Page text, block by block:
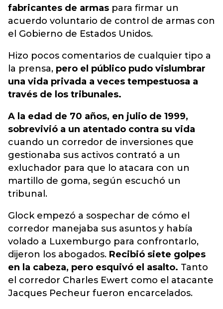
fabricantes de armas para firmar un
acuerdo voluntario de control de armas con
el Gobierno de Estados Unidos.
Hizo pocos comentarios de cualquier tipo a
la prensa, pero el público pudo vislumbrar
una vida privada a veces tempestuosa a
través de los tribunales.
A la edad de 70 años, en julio de 1999,
sobrevivió a un atentado contra su vida
cuando un corredor de inversiones que
gestionaba sus activos contrató a un
exluchador para que lo atacara con un
martillo de goma, según escuchó un
tribunal.
Glock empezó a sospechar de cómo el
corredor manejaba sus asuntos y había
volado a Luxemburgo para confrontarlo,
dijeron los abogados. Recibió siete golpes
en la cabeza, pero esquivó el asalto. Tanto
el corredor Charles Ewert como el atacante
Jacques Pecheur fueron encarcelados.